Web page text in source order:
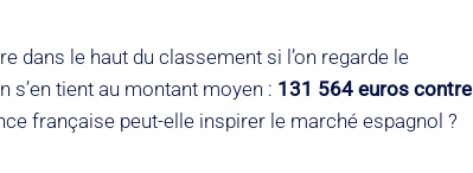
dans le haut du classement si l’on regarde le
s’en tient au montant moyen : 131 564 euros contre
française peut-elle inspirer le marché espagnol ?